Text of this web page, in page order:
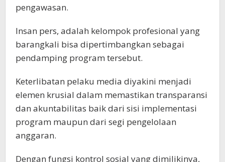
pengawasan.
Insan pers, adalah kelompok profesional yang
barangkali bisa dipertimbangkan sebagai
pendamping program tersebut.
Keterlibatan pelaku media diyakini menjadi
elemen krusial dalam memastikan transparansi
dan akuntabilitas baik dari sisi implementasi
program maupun dari segi pengelolaan
anggaran.
Dengan fungsi kontrol sosial yang dimilikinya,